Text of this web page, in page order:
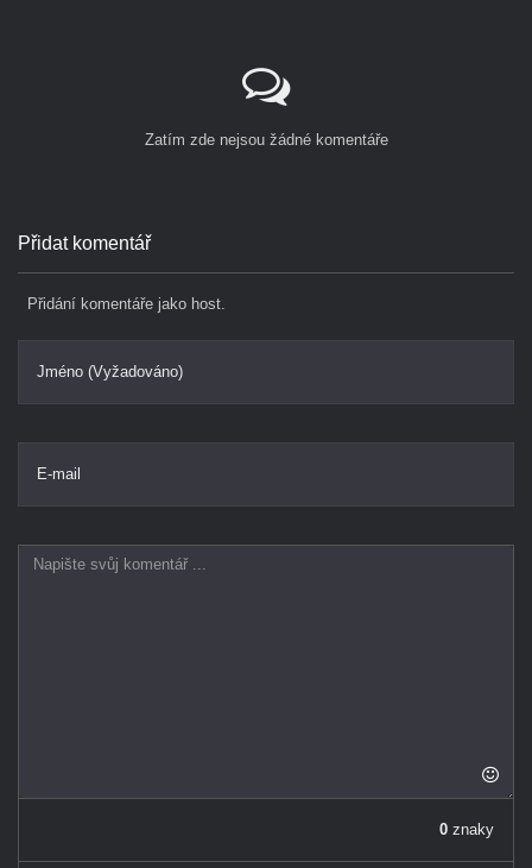
Zatím zde nejsou žádné komentáře
Přidat komentář
Přidání komentáře jako host.
Jméno (Vyžadováno)
E-mail
0 znaky